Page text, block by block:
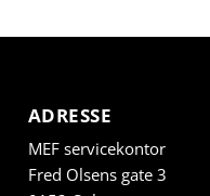
ADRESSE
MEF servicekontor
Fred Olsens gate 3